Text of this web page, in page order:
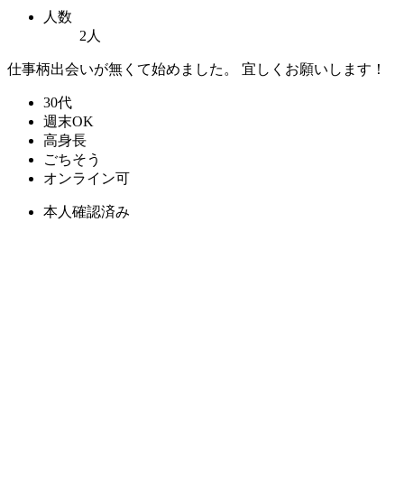
人数
2人
仕事柄出会いが無くて始めました。 宜しくお願いします！
30代
週末OK
高身長
ごちそう
オンライン可
本人確認済み